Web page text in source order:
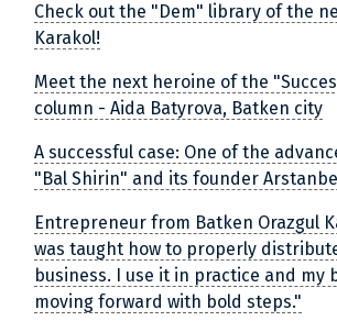
Check out the "Dem" library of the
Karakol!
Meet the next heroine of the
column - Aida Batyrova, Batken city
A successful case: One of the
"Bal Shirin" and its founder
Entrepreneur from Batken Orazgul
was taught how to properly
business. I use it in practice and my
moving forward with bold steps."